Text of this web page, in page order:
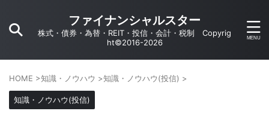
ファイナンシャルスター
株式・債券・為替・REIT・投信・会計・税制 Copyrig
ht©2016-2026
HOME >知識・ノウハウ >知識・ノウハウ(投信) >
知識・ノウハウ(投信)